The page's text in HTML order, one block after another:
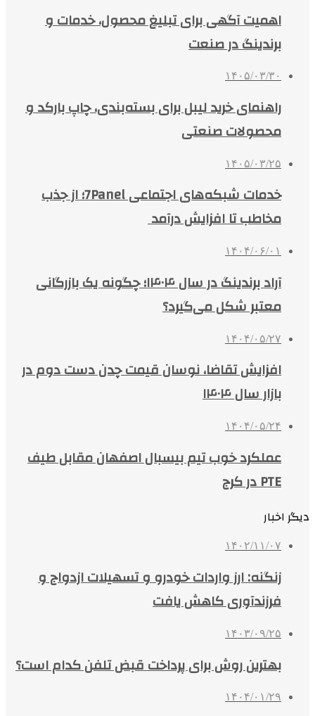
اهمیت آگهی برای تبلیغ محصول، خدمات و
برندینگ در صنعت
۱۴۰۵/۰۳/۳۰
راهنمای خرید لیبل برای بسته‌بندی، چاپ بارکد و
محصولات صنعتی
۱۴۰۵/۰۳/۲۵
خدمات شبکه‌های اجتماعی 7Panel؛ از جذب
مخاطب تا افزایش درآمد
۱۴۰۴/۰۶/۰۱
آراد برندینگ در سال ۱۴۰۴؛ چگونه یک بازرگانی
معتبر شکل می‌گیرد؟
۱۴۰۴/۰۵/۲۷
افزایش تقاضا، نوسان قیمت چدن دست دوم در
بازار سال ۱۴۰۴
۱۴۰۴/۰۵/۲۴
عملکرد خوب تیم بیسبال اصفهان مقابل طیف
PTE در کرج
دیگر اخبار
۱۴۰۲/۱۱/۰۷
زنگنه: ارز واردات خودرو و تسهیلات ازدواج و
فرزندآوری کاهش یافت
۱۴۰۳/۰۹/۲۵
بهترین روش برای پرداخت قبض تلفن کدام است؟
۱۴۰۴/۰۱/۲۹